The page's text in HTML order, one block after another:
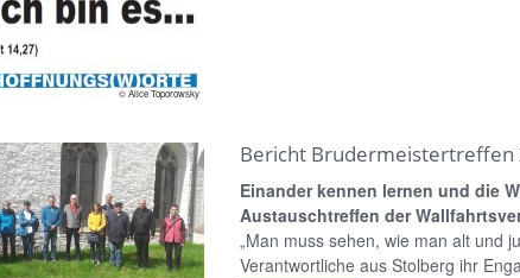
© Alice Toporowsky
Bericht Brudermeistertreffen
Einander kennen lernen und die
Austauschtreffen der
„Man muss sehen, wie man alt und
Verantwortliche aus Stolberg ihr